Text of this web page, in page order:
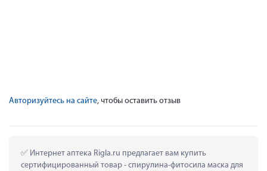
Авторизуйтесь на сайте, чтобы оставить отзыв
Интернет аптека Rigla.ru предлагает вам купить
сертифицированный товар - спирулина-фитосила маска для